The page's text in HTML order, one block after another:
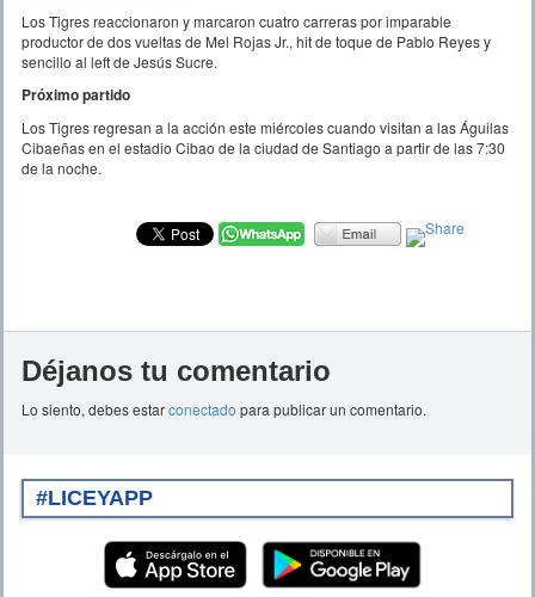
Los Tigres reaccionaron y marcaron cuatro carreras por imparable
productor de dos vueltas de Mel Rojas Jr., hit de toque de Pablo Reyes y
sencillo al left de Jesús Sucre.
Próximo partido
Los Tigres regresan a la acción este miércoles cuando visitan a las Águilas
Cibaeñas en el estadio Cibao de la ciudad de Santiago a partir de las 7:30
de la noche.
Déjanos tu comentario
Lo siento, debes estarconectado para publicar un comentario.
#LICEYAPP